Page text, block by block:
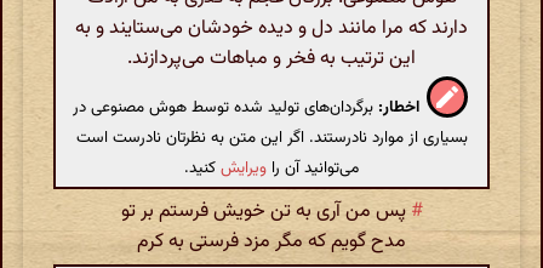
دارند که مرا مانند دل و دیده‌ خودشان می‌ستایند و به
این ترتیب به فخر و مباهات می‌پردازند.
اخطار: برگردان‌های تولید شده توسط هوش مصنوعی در
بسیاری از موارد نادرستند. اگر این متن به نظرتان نادرست است
می‌توانید آن را ویرایشکنید.
# پس من آری به تن خویش فرستم بر تو
مدح گویم که مگر مزد فرستی به کرم